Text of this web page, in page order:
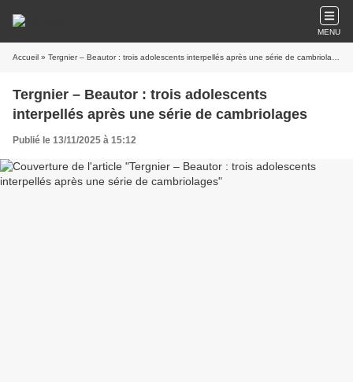
MENU
Accueil » Tergnier – Beautor : trois adolescents interpellés après une série de cambriolages
Tergnier – Beautor : trois adolescents
interpellés après une série de cambriolages
Publié le 13/11/2025 à 15:12